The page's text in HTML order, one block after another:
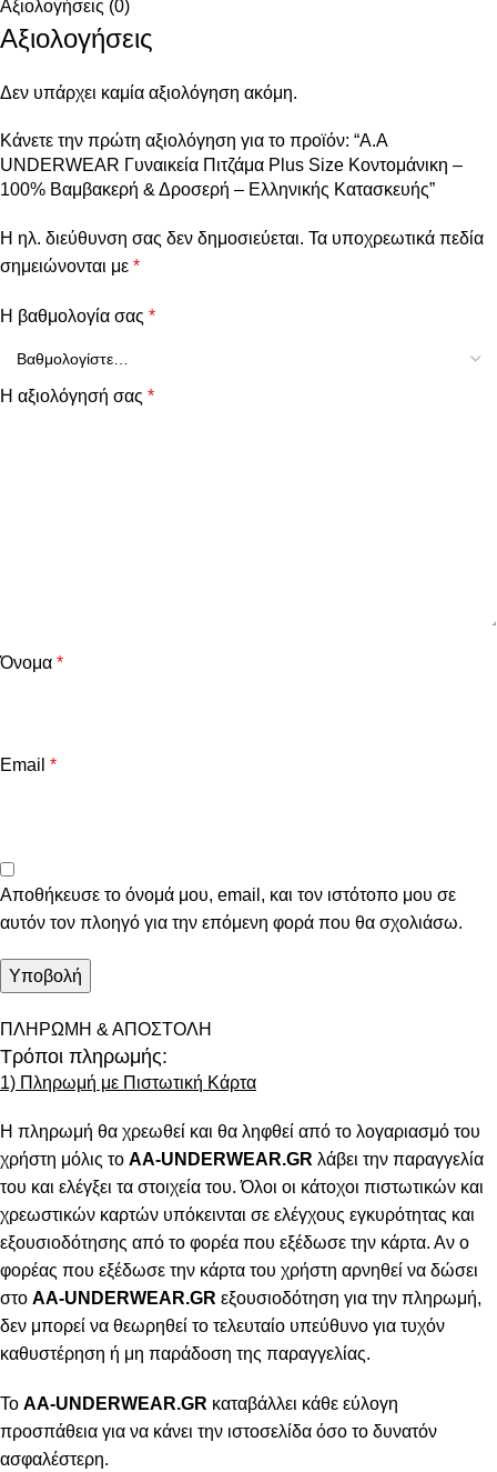
Αξιολογήσεις (0)
Αξιολογήσεις
Δεν υπάρχει καμία αξιολόγηση ακόμη.
Κάνετε την πρώτη αξιολόγηση για το προϊόν: “A.A
UNDERWEAR Γυναικεία Πιτζάμα Plus Size Κοντομάνικη –
100% Βαμβακερή & Δροσερή – Ελληνικής Κατασκευής”
Η ηλ. διεύθυνση σας δεν δημοσιεύεται. Τα υποχρεωτικά πεδία
σημειώνονται με *
Η βαθμολογία σας *
Η αξιολόγησή σας *
Όνομα *
Email *
Αποθήκευσε το όνομά μου, email, και τον ιστότοπο μου σε
αυτόν τον πλοηγό για την επόμενη φορά που θα σχολιάσω.
ΠΛΗΡΩΜΗ & ΑΠΟΣΤΟΛΗ
Τρόποι πληρωμής:
1) Πληρωμή με Πιστωτική Κάρτα
Η πληρωμή θα χρεωθεί και θα ληφθεί από το λογαριασμό του
χρήστη μόλις το AA-UNDERWEAR.GR λάβει την παραγγελία
του και ελέγξει τα στοιχεία του. Όλοι οι κάτοχοι πιστωτικών και
χρεωστικών καρτών υπόκεινται σε ελέγχους εγκυρότητας και
εξουσιοδότησης από το φορέα που εξέδωσε την κάρτα. Αν ο
φορέας που εξέδωσε την κάρτα του χρήστη αρνηθεί να δώσει
στο AA-UNDERWEAR.GR εξουσιοδότηση για την πληρωμή,
δεν μπορεί να θεωρηθεί το τελευταίο υπεύθυνο για τυχόν
καθυστέρηση ή μη παράδοση της παραγγελίας.
Το AA-UNDERWEAR.GR καταβάλλει κάθε εύλογη
προσπάθεια για να κάνει την ιστοσελίδα όσο το δυνατόν
ασφαλέστερη.